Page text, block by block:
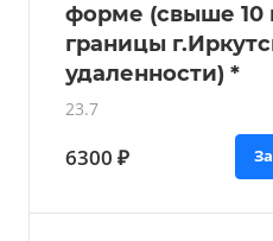
форме (свыше 10
границы
удаленности) *
23.7
6300 ₽